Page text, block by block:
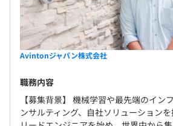
Avintonジャパン株式会社
職務内容
【募集背景】 機械学習や最先端のイン
ンサルティング、自社ソリューションを